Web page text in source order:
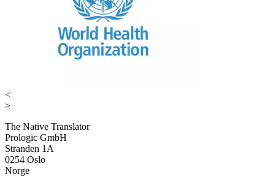
<
>
The Native Translator
Prologic GmbH
Stranden 1A
0254 Oslo
Norge